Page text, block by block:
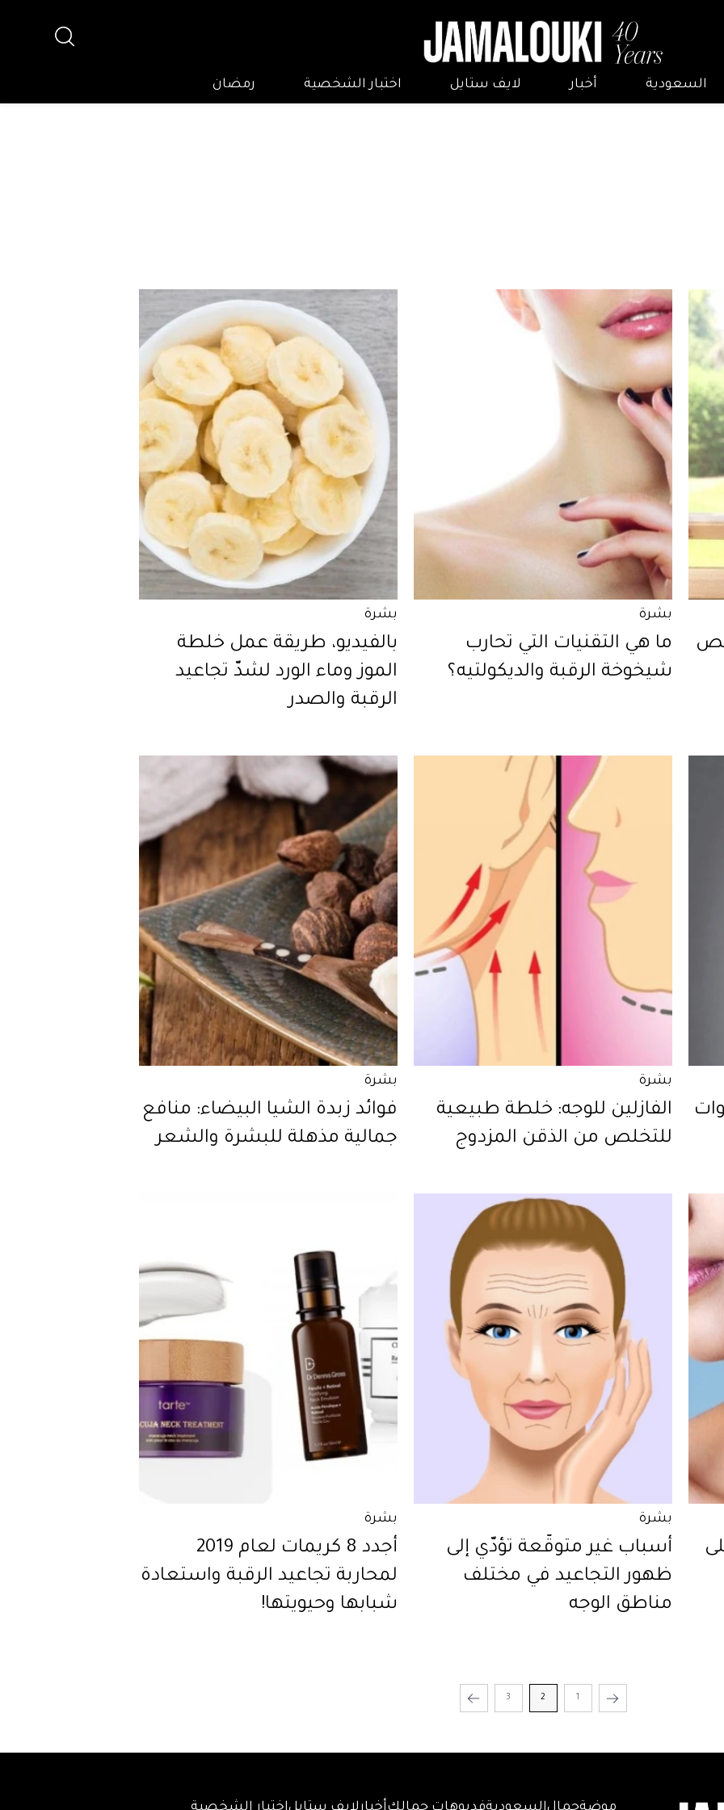
السعودية أخبار لايف ستايل اختبار الشخصية رمضان
بشرة
ما هي التقنيات التي تحارب
شيخوخة الرقبة والديكولتيه؟
بشرة
بالفيديو، طريقة عمل خلطة
الموز وماء الورد لشدّ تجاعيد
الرقبة والصدر
بشرة
الفازلين للوجه: خلطة طبيعية
للتخلص من الذقن المزدوج
بشرة
فوائد زبدة الشيا البيضاء: منافع
جمالية مذهلة للبشرة والشعر
بشرة
أسباب غير متوقّعة تؤدّي إلى
ظهور التجاعيد في مختلف
مناطق الوجه
بشرة
أجدد 8 كريمات لعام 2019
لمحاربة تجاعيد الرقبة واستعادة
شبابها وحيويتها!
1
2
3